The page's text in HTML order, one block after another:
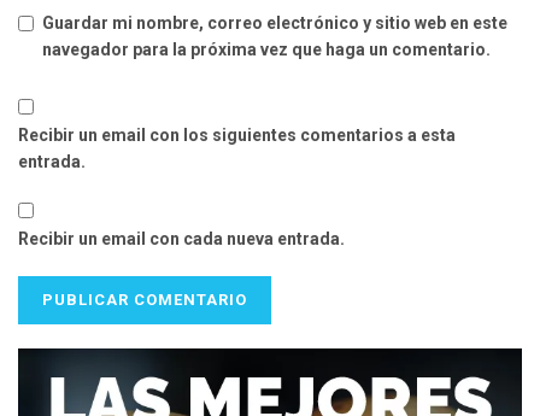
Guardar mi nombre, correo electrónico y sitio web en este
navegador para la próxima vez que haga un comentario.
Recibir un email con los siguientes comentarios a esta
entrada.
Recibir un email con cada nueva entrada.